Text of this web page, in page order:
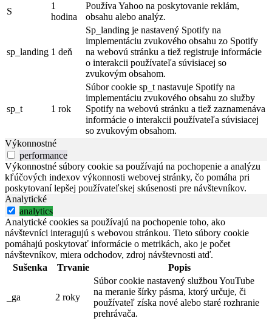
S
1
hodina
Používa Yahoo na poskytovanie reklám,
obsahu alebo analýz.
sp_landing 1 deň
Sp_landing je nastavený Spotify na
implementáciu zvukového obsahu zo Spotify
na webovú stránku a tiež registruje informácie
o interakcii používateľa súvisiacej so
zvukovým obsahom.
sp_t 1 rok
Súbor cookie sp_t nastavuje Spotify na
implementáciu zvukového obsahu zo služby
Spotify na webovú stránku a tiež zaznamenáva
informácie o interakcii používateľa súvisiacej
so zvukovým obsahom.
Výkonnostné
performance
Výkonnostné súbory cookie sa používajú na pochopenie a analýzu
kľúčových indexov výkonnosti webovej stránky, čo pomáha pri
poskytovaní lepšej používateľskej skúsenosti pre návštevníkov.
Analytické
analytics
Analytické cookies sa používajú na pochopenie toho, ako
návštevníci interagujú s webovou stránkou. Tieto súbory cookie
pomáhajú poskytovať informácie o metrikách, ako je počet
návštevníkov, miera odchodov, zdroj návštevnosti atď.
Sušenka
Trvanie Popis
_ga 2 roky
Súbor cookie nastavený službou YouTube
na meranie šírky pásma, ktorý určuje, či
používateľ získa nové alebo staré rozhranie
prehrávača.